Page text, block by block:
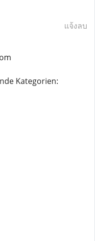
แจ้งลบ
Kategorien: